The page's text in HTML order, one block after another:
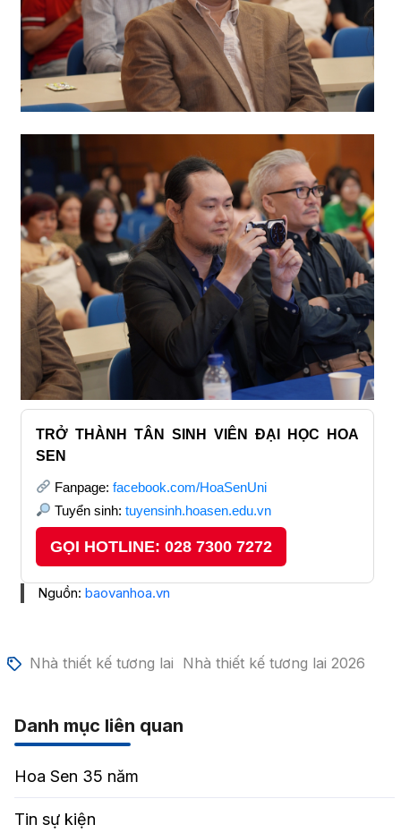
TRỞ THÀNH TÂN SINH VIÊN ĐẠI HỌC HOA
SEN
Fanpage: facebook.com/HoaSenUni
Tuyển sinh: tuyensinh.hoasen.edu.vn
GỌI HOTLINE: 028 7300 7272
Nguồn: baovanhoa.vn
Nhà thiết kế tương lai Nhà thiết kế tương lai 2026
Danh mục liên quan
Hoa Sen 35 năm
Tin sự kiện